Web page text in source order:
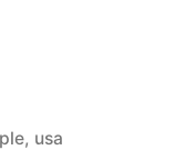
, usa